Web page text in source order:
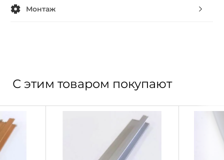
Монтаж
С этим товаром покупают